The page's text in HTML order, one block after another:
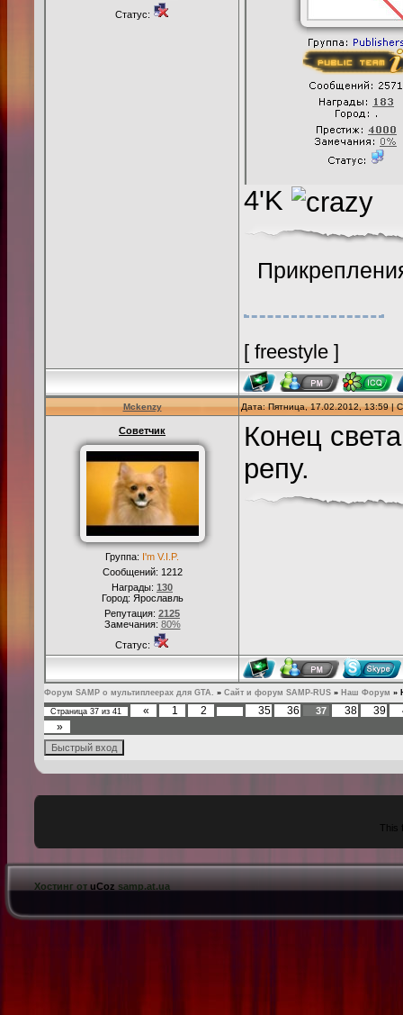
Статус:
4'K
[ freestyle ]
Mckenzy Дата: Пятница, 17.02.2012, 13:59 |
Советчик
Группа: I'm V.I.P.
Сообщений: 1212
Награды: 130
Город: Ярославль
Репутация: 2125
Замечания: 80%
Статус:
Конец
репу.
Форум SAMP о мультиплеерах для GTA. » Сайт и форум SAMP-RUS » Наш Форум »
Страница 37 из 41 « 1 2 35 36 37 38 39
»
This
Хостинг от uCoz samp.at.ua